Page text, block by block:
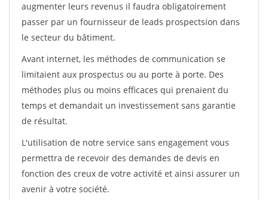
augmenter leurs revenus il faudra obligatoirement
passer par un fournisseur de leads prospectsion dans
le secteur du bâtiment.
Avant internet, les méthodes de communication se
limitaient aux prospectus ou au porte à porte. Des
méthodes plus ou moins efficaces qui prenaient du
temps et demandait un investissement sans garantie
de résultat.
L'utilisation de notre service sans engagement vous
permettra de recevoir des demandes de devis en
fonction des creux de votre activité et ainsi assurer un
avenir à votre société.